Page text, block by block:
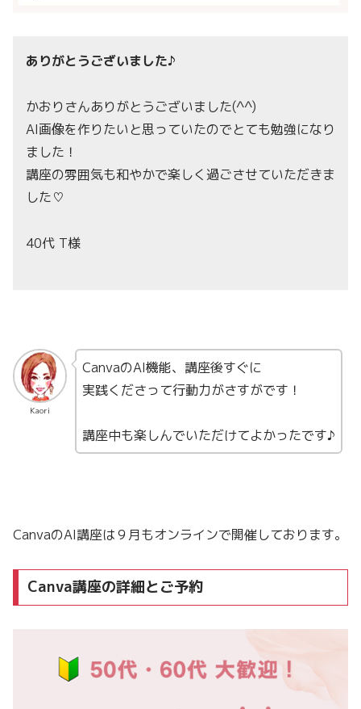
ありがとうございました♪
かおりさんありがとうございました(^^)
AI画像を作りたいと思っていたのでとても勉強になり
ました！
講座の雰囲気も和やかで楽しく過ごさせていただきま
した♡
40代 T様
Kaori
CanvaのAI機能、講座後すぐに
実践くださって行動力がさすがです！
講座中も楽しんでいただけてよかったです♪
CanvaのAI講座は９月もオンラインで開催しております。
Canva講座の詳細とご予約